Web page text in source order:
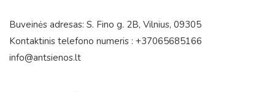
Buveinės adresas: S. Fino g. 2B, Vilnius, 09305
Kontaktinis telefono numeris : +37065685166
info@antsienos.lt